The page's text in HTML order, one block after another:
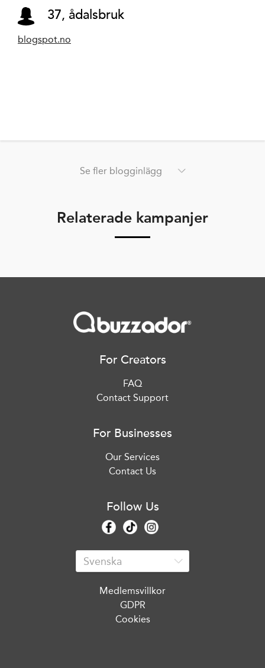
37, ådalsbruk
blogspot.no
Se fler blogginlägg
Relaterade kampanjer
For Creators
FAQ
Contact Support
For Businesses
Our Services
Contact Us
Follow Us
Medlemsvillkor
GDPR
Cookies